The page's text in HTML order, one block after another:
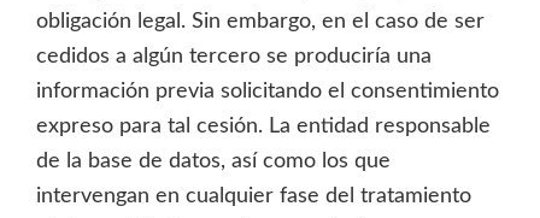
obligación legal. Sin embargo, en el caso de ser
cedidos a algún tercero se produciría una
información previa solicitando el consentimiento
expreso para tal cesión. La entidad responsable
de la base de datos, así como los que
intervengan en cualquier fase del tratamiento